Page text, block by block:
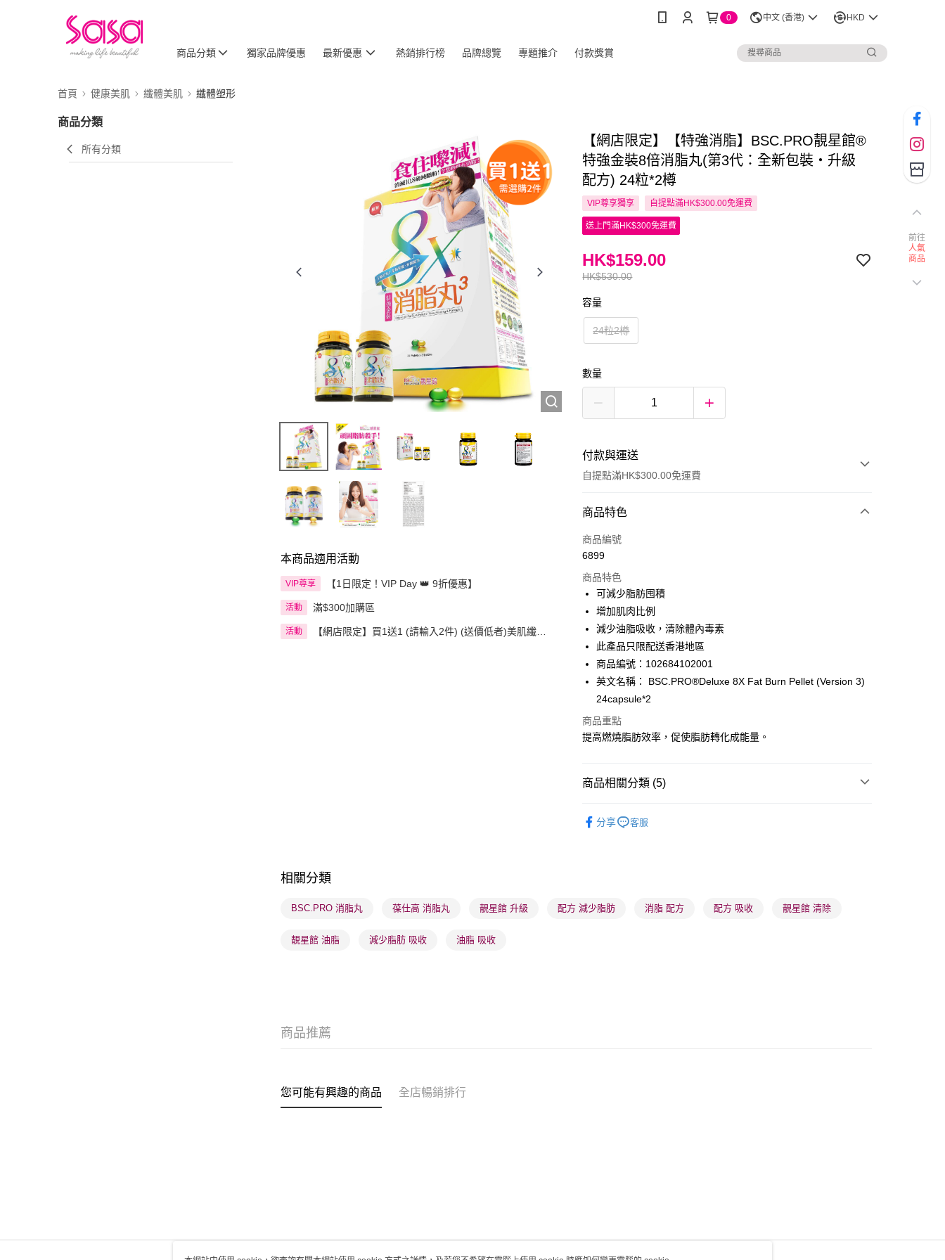
0 中文 (香港) HKD
商品分類 獨家品牌優惠 最新優惠 熱銷排行榜 品牌總覽 專題推介 付款獎賞
首頁 健康美肌 纖體美肌 纖體塑形
商品分類
所有分類
本商品適用活動
VIP尊享 【1日限定！VIP Day 👑 9折優惠】
活動 滿$300加購區
活動
【網店限定】買1送1 (請輸入2件) (送價低者)美肌纖體
【網店限定】【特強消脂】BSC.PRO靚星館®
特強金裝8倍消脂丸(第3代：全新包裝‧升級
配方) 24粒*2樽
VIP尊享獨享 自提點滿HK$300.00免運費
送上門滿HK$300免運費
HK$530.00
HK$159.00
容量
24粒2樽
數量
付款與運送
自提點滿HK$300.00免運費
付款方式
信用卡
AlipayHK
PayMe
WeChat Pay
BoC Pay
順豐自助櫃 - 確認發貨後1-3個工作天送達
順豐站及營業點 - 確認發貨後1-3個工作天送達
確認發貨後1-3 工作天送達，訂單將隨機分配至SF順豐速運或京東
取。逾期會取消訂單，並不會安排重寄
商品特色
商品編號
6899
商品特色
可減少脂肪囤積
增加肌肉比例
減少油脂吸收，清除體內毒素
此產品只限配送香港地區
商品編號：102684102001
英文名稱： BSC.PRO®Deluxe 8X Fat Burn Pellet (Version 3)
24capsule*2
商品重點
提高燃燒脂肪效率，促使脂肪轉化成能量。
商品相關分類 (5)
本月人氣推薦 美肌纖體 重煥年輕
分享 客服
相關分類
BSC.PRO 消脂丸 葆仕高 消脂丸 靚星館 升級 配方 減少脂肪 消脂 配方 配方 吸收 靚星館 清除
靚星館 油脂 減少脂肪 吸收 油脂 吸收
商品推薦
您可能有興趣的商品 全店暢銷排行
前往
人氣
商品